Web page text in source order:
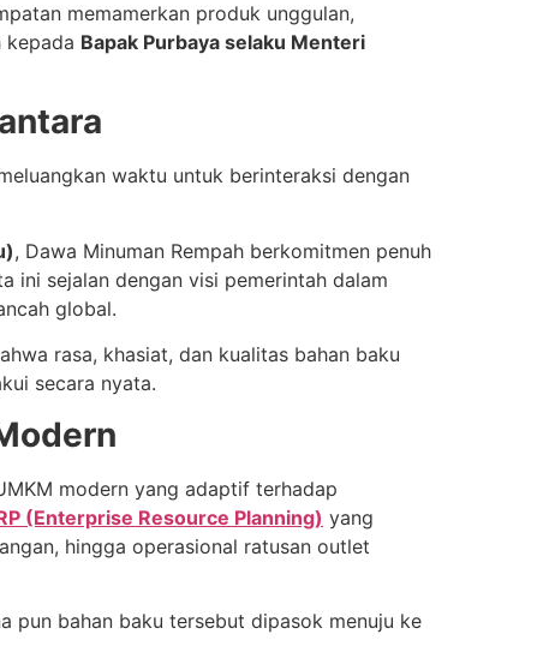
memamerkan produk unggulan,
kepada Bapak Purbaya selaku Menteri
waktu untuk berinteraksi dengan
, Dawa Minuman Rempah berkomitmen penuh
ini sejalan dengan visi pemerintah dalam
global.
rasa, khasiat, dan kualitas bahan baku
secara nyata.
modern yang adaptif terhadap
(Enterprise Resource Planning) yang
hingga operasional ratusan outlet
pun bahan baku tersebut dipasok menuju ke